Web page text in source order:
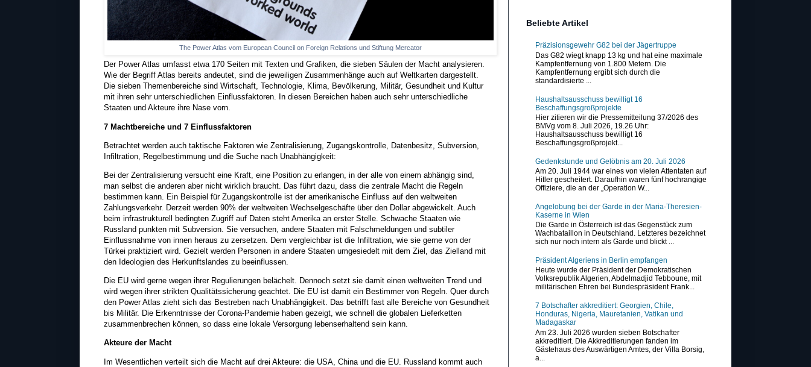
The Power Atlas vom European Council on Foreign Relations und Stiftung Mercator
Der Power Atlas umfasst etwa 170 Seiten mit Texten und Grafiken, die sieben Säulen der Macht analysieren.
Wie der Begriff Atlas bereits andeutet, sind die jeweiligen Zusammenhänge auch auf Weltkarten dargestellt.
Die sieben Themenbereiche sind Wirtschaft, Technologie, Klima, Bevölkerung, Militär, Gesundheit und Kultur
mit ihren sehr unterschiedlichen Einflussfaktoren. In diesen Bereichen haben auch sehr unterschiedliche
Staaten und Akteure ihre Nase vorn.
7 Machtbereiche und 7 Einflussfaktoren
Betrachtet werden auch taktische Faktoren wie Zentralisierung, Zugangskontrolle, Datenbesitz, Subversion,
Infiltration, Regelbestimmung und die Suche nach Unabhängigkeit:
Bei der Zentralisierung versucht eine Kraft, eine Position zu erlangen, in der alle von einem abhängig sind,
man selbst die anderen aber nicht wirklich braucht. Das führt dazu, dass die zentrale Macht die Regeln
bestimmen kann. Ein Beispiel für Zugangskontrolle ist der amerikanische Einfluss auf den weltweiten
Zahlungsverkehr. Derzeit werden 90% der weltweiten Wechselgeschäfte über den Dollar abgewickelt. Auch
beim infrastrukturell bedingten Zugriff auf Daten steht Amerika an erster Stelle. Schwache Staaten wie
Russland punkten mit Subversion. Sie versuchen, andere Staaten mit Falschmeldungen und subtiler
Einflussnahme von innen heraus zu zersetzen. Dem vergleichbar ist die Infiltration, wie sie gerne von der
Türkei praktiziert wird. Gezielt werden Personen in andere Staaten umgesiedelt mit dem Ziel, das Zielland mit
den Ideologien des Herkunftslandes zu beeinflussen.
Die EU wird gerne wegen ihrer Regulierungen belächelt. Dennoch setzt sie damit einen weltweiten Trend und
wird wegen ihrer strikten Qualitätssicherung geachtet. Die EU ist damit ein Bestimmer von Regeln. Quer durch
den Power Atlas zieht sich das Bestreben nach Unabhängigkeit. Das betrifft fast alle Bereiche von Gesundheit
bis Militär. Die Erkenntnisse der Corona-Pandemie haben gezeigt, wie schnell die globalen Lieferketten
zusammenbrechen können, so dass eine lokale Versorgung lebenserhaltend sein kann.
Akteure der Macht
Im Wesentlichen verteilt sich die Macht auf drei Akteure: die USA, China und die EU. Russland kommt auch
Beliebte Artikel
Präzisionsgewehr G82 bei der Jägertruppe
Das G82 wiegt knapp 13 kg und hat eine maximale
Kampfentfernung von 1.800 Metern. Die
Kampfentfernung ergibt sich durch die
standardisierte ...
Haushaltsausschuss bewilligt 16
Beschaffungsgroßprojekte
Hier zitieren wir die Pressemitteilung 37/2026 des
BMVg vom 8. Juli 2026, 19.26 Uhr:
Haushaltsausschuss bewilligt 16
Beschaffungsgroßprojekt...
Gedenkstunde und Gelöbnis am 20. Juli 2026
Am 20. Juli 1944 war eines von vielen Attentaten auf
Hitler gescheitert. Daraufhin waren fünf hochrangige
Offiziere, die an der „Operation W...
Angelobung bei der Garde in der Maria-Theresien-
Kaserne in Wien
Die Garde in Österreich ist das Gegenstück zum
Wachbataillon in Deutschland. Letzteres bezeichnet
sich nur noch intern als Garde und blickt ...
Präsident Algeriens in Berlin empfangen
Heute wurde der Präsident der Demokratischen
Volksrepublik Algerien, Abdelmadjid Tebboune, mit
militärischen Ehren bei Bundespräsident Frank...
7 Botschafter akkreditiert: Georgien, Chile,
Honduras, Nigeria, Mauretanien, Vatikan und
Madagaskar
Am 23. Juli 2026 wurden sieben Botschafter
akkreditiert. Die Akkreditierungen fanden im
Gästehaus des Auswärtigen Amtes, der Villa Borsig,
a...